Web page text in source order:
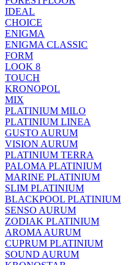
IDEAL
CHOICE
ENIGMA
ENIGMA CLASSIC
FORM
LOOK 8
TOUCH
KRONOPOL
MIX
PLATINIUM MILO
PLATINIUM LINEA
GUSTO AURUM
VISION AURUM
PLATINIUM TERRA
PALOMA PLATINIUM
MARINE PLATINIUM
SLIM PLATINIUM
BLACKPOOL PLATINIUM
SENSO AURUM
ZODIAK PLATINIUM
AROMA AURUM
CUPRUM PLATINIUM
SOUND AURUM